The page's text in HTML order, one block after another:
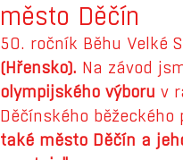
město Děčín
50. ročník Běhu Velké
(Hřensko). Na závod
olympijského výboru v
Děčínského běžeckého
také město Děčín a